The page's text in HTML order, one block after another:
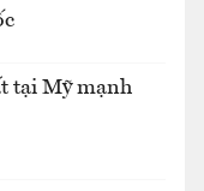
tại Mỹ mạnh